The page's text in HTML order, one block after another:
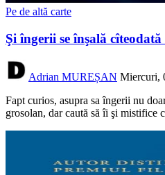
Pe de altă carte
Şi îngerii se înşală
Adrian MUREȘAN Miercuri,
Fapt curios, asupra sa îngerii nu
grosolan, dar caută să îi şi mistifice